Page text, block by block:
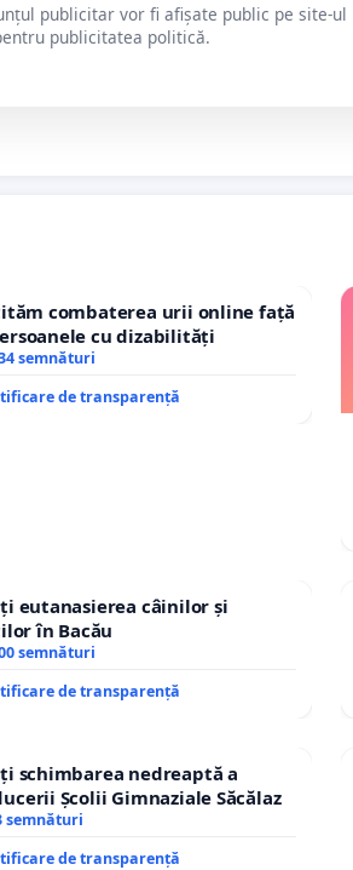
publicitar vor fi afișate public pe site-ul
publicitatea politică.
combaterea urii online față
cu dizabilități
semnături
de transparență
eutanasierea câinilor și
în Bacău
semnături
de transparență
schimbarea nedreaptă a
Școlii Gimnaziale Săcălaz
semnături
de transparență